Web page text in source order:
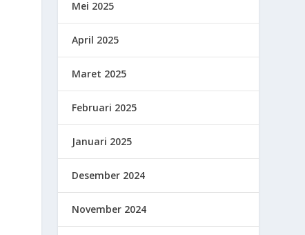
Mei 2025
April 2025
Maret 2025
Februari 2025
Januari 2025
Desember 2024
November 2024